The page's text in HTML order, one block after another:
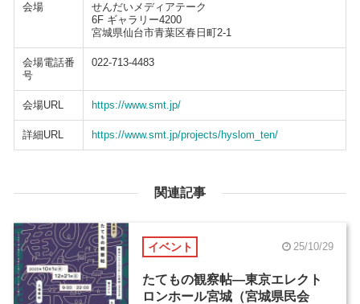
会場
せんだいメディアテーク
6F ギャラリー4200
宮城県仙台市青葉区春日町2-1
会場電話番
号
022-713-4483
会場URL https://www.smt.jp/
詳細URL https://www.smt.jp/projects/hyslom_ten/
関連記事
イベント 25/10/29
たてもの観察帖―東京エレクト
ロンホール宮城（宮城県民会